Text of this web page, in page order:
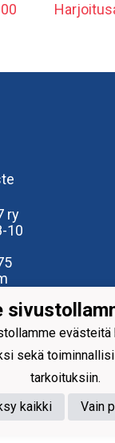
ry
10
sekä
tarkoituksiin.
kaikki
Vain